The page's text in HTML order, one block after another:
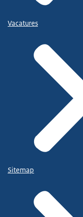
Vacatures
Sitemap